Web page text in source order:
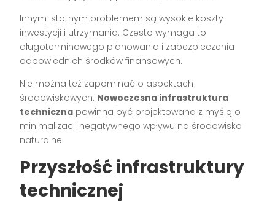
Innym istotnym problemem są wysokie koszty
inwestycji i utrzymania. Często wymaga to
długoterminowego planowania i zabezpieczenia
odpowiednich środków finansowych.
Nie można też zapominać o aspektach
środowiskowych. Nowoczesna infrastruktura
techniczna powinna być projektowana z myślą o
minimalizacji negatywnego wpływu na środowisko
naturalne.
Przyszłość infrastruktury
technicznej